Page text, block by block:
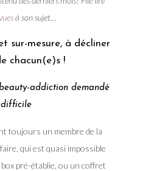
à son sujet…
sur-mesure, à décliner
chacun(e)s !
addiction demandé
toujours un membre de la
qui est quasi impossible
pré-établie, ou un coffret